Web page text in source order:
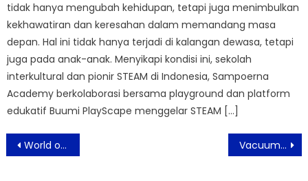
tidak hanya mengubah kehidupan, tetapi juga menimbulkan
kekhawatiran dan keresahan dalam memandang masa
depan. Hal ini tidak hanya terjadi di kalangan dewasa, tetapi
juga pada anak-anak. Menyikapi kondisi ini, sekolah
interkultural dan pionir STEAM di Indonesia, Sampoerna
Academy berkolaborasi bersama playground dan platform
edukatif Buumi PlayScape menggelar STEAM […]
Post
navigation
World of Barbie Jakarta Resmi Dibuka, Suguhkan Dunia Barbie dalam Skala Nyata Vacuum Cleaner AI dari Samsung, untuk Rumah Sehat dan Bersih